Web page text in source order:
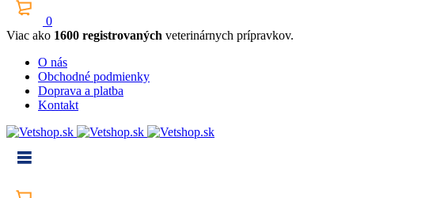
0
Viac ako 1600 registrovaných veterinárnych prípravkov.
O nás
Obchodné podmienky
Doprava a platba
Kontakt